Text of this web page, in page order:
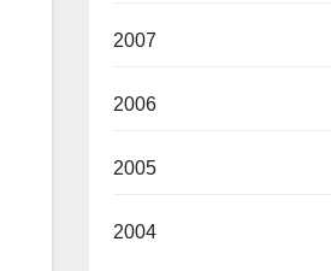
2007
2006
2005
2004